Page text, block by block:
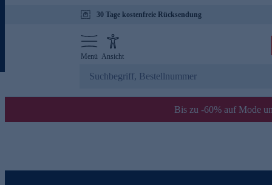
30 Tage kostenfreie Rücksendung
Menü Ansicht
Bis zu -60% auf Mode